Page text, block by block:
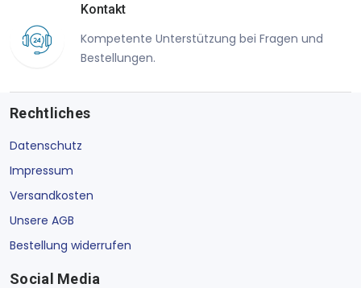
Kontakt
Kompetente Unterstützung bei Fragen und
Bestellungen.
Rechtliches
Datenschutz
Impressum
Versandkosten
Unsere AGB
Bestellung widerrufen
Social Media